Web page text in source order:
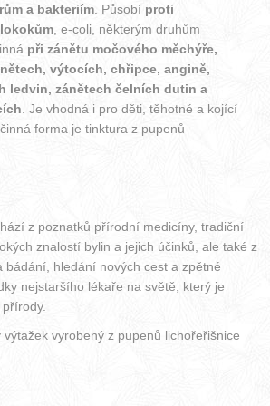
a bakteriím . Působí proti
, e-coli, některým druhům
při zánětu močového měchýře,
výtocích, chřipce, angině,
ledvin, zánětech čelních dutin a
. Je vhodná i pro děti, těhotné a kojící
forma je tinktura z pupenů –
z poznatků přírodní medicíny, tradiční
znalostí bylin a jejich účinků, ale také z
bádání, hledání nových cest a zpětné
nejstaršího lékaře na světě, který je
výtažek vyrobený z pupenů lichořeřišnice